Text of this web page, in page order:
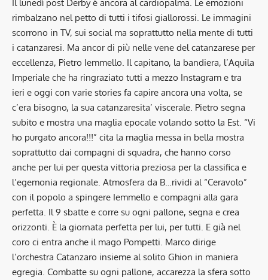
Il lunedì post Derby è ancora al cardiopalma. Le emozioni
rimbalzano nel petto di tutti i tifosi giallorossi. Le immagini
scorrono in TV, sui social ma soprattutto nella mente di tutti
i catanzaresi. Ma ancor di più nelle vene del catanzarese per
eccellenza, Pietro Iemmello. Il capitano, la bandiera, l’Aquila
Imperiale che ha ringraziato tutti a mezzo Instagram e tra
ieri e oggi con varie stories fa capire ancora una volta, se
c’era bisogno, la sua catanzaresita’ viscerale. Pietro segna
subito e mostra una maglia epocale volando sotto la Est. “Vi
ho purgato ancora!!!” cita la maglia messa in bella mostra
soprattutto dai compagni di squadra, che hanno corso
anche per lui per questa vittoria preziosa per la classifica e
l’egemonia regionale. Atmosfera da B…rividi al “Ceravolo”
con il popolo a spingere Iemmello e compagni alla gara
perfetta. Il 9 sbatte e corre su ogni pallone, segna e crea
orizzonti. È la giornata perfetta per lui, per tutti. E già nel
coro ci entra anche il mago Pompetti. Marco dirige
l’orchestra Catanzaro insieme al solito Ghion in maniera
egregia. Combatte su ogni pallone, accarezza la sfera sotto